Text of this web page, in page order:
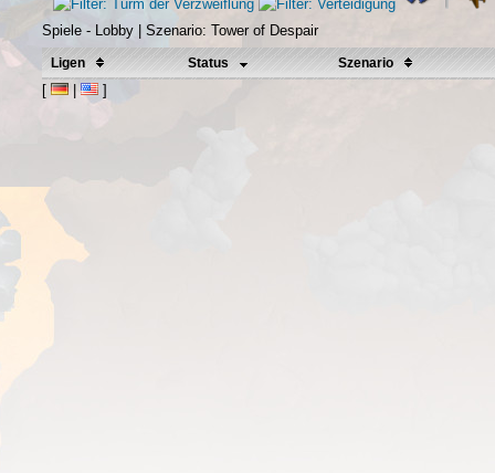
Spiele - Lobby | Szenario: Tower of Despair
Ligen Status Szenario
[ | ]